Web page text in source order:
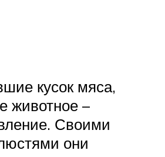
кусок мяса,
животное –
Своими
они